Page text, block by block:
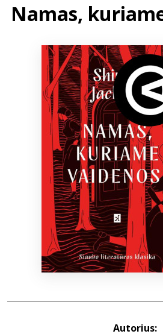
ELVIS atvyksta
Naujienos
Bibliotekoms
Namas,
Autorius: